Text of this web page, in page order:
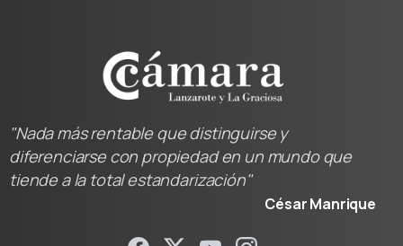
"Nada más rentable que distinguirse y
diferenciarse con propiedad en un mundo que
tiende a la total estandarización"
César Manrique